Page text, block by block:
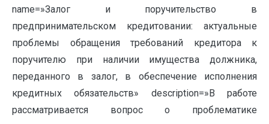
name=»Залог и поручительство в
предпринимательском кредитовании: актуальные
проблемы обращения требований кредитора к
поручителю при наличии имущества должника,
переданного в залог, в обеспечение исполнения
кредитных обязательств» description=»В работе
рассматривается вопрос о проблематике